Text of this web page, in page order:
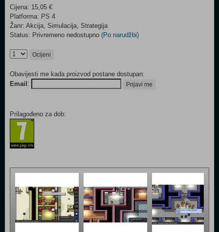
Cijena: 15,05 €
Platforma: PS 4
Žanr: Akcija, Simulacija, Strategija
Status: Privremeno nedostupno (Po narudžbi)
Ocijeni
Obavijesti me kada proizvod postane dostupan:
Email : Prijavi me
Prilagođeno za dob: